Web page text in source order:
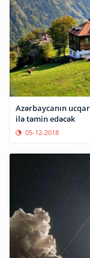
Azərbaycanın
ilə təmin edəcək
05-12-2018